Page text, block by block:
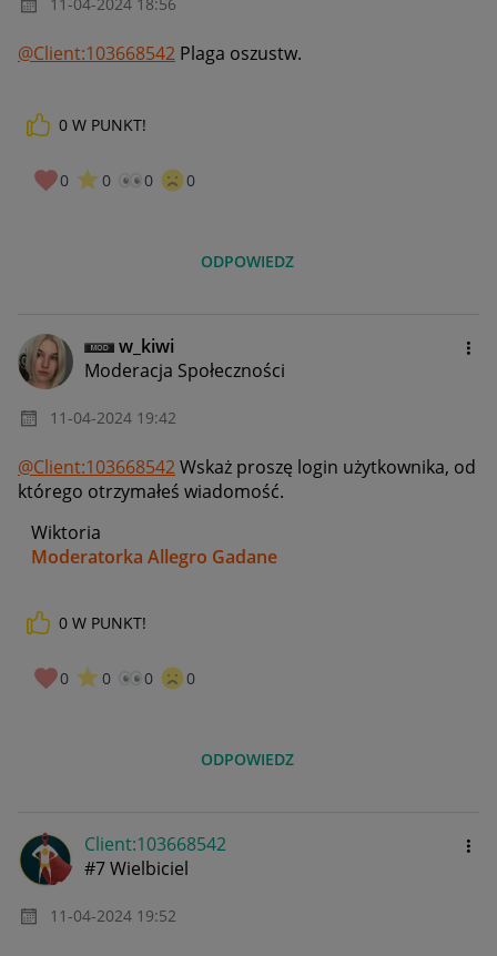
@Client:103668542 Plaga oszustw.
0 W PUNKT!
0 0 0 0
ODPOWIEDZ
w_kiwi
Moderacja Społeczności
‎11-04-2024 19:42
@Client:103668542Wskaż proszę login użytkownika, od
którego otrzymałeś wiadomość.
Wiktoria
Moderatorka Allegro Gadane
0 W PUNKT!
0 0 0 0
ODPOWIEDZ
Client:103668542
#7 Wielbiciel
‎11-04-2024 19:52